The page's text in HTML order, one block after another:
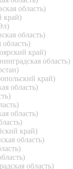
область)
край)
область)
область)
край)
область)
край)
область)
область)
край)
область)
область)